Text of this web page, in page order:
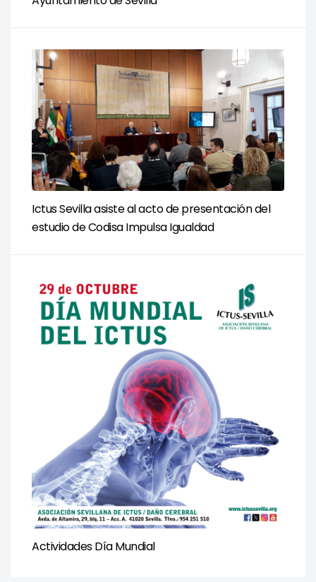
Ictus Sevilla asiste al acto de presentación del
estudio de Codisa Impulsa Igualdad
Actividades Día Mundial